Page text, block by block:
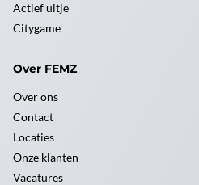
Actief uitje
Citygame
Over FEMZ
Over ons
Contact
Locaties
Onze klanten
Vacatures